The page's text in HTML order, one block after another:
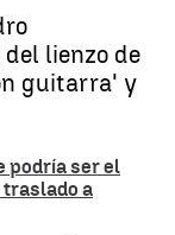
lienzo de
guitarra' y
podría ser el
a